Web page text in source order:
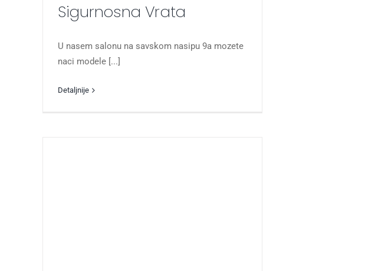
Sigurnosna Vrata
U nasem salonu na savskom nasipu 9a mozete
naci modele [...]
Detaljnije